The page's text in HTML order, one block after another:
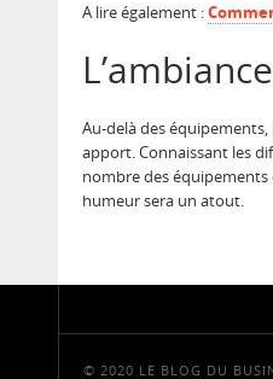
A lire également :
Au-delà des
apport. Connaissant les
nombre des
humeur sera un atout.
© 2020 LE BLOG DU